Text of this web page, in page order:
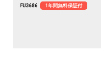
プ💺月々２万円台～ＯＫ🚗
FU3686 1年間無料保証付